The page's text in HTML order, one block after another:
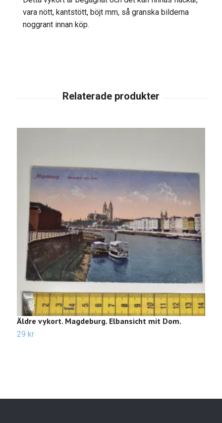
vara nött, kantstött, böjt mm, så granska bilderna
noggrant innan köp.
Äldre vykort. Magdeburg. Elbansicht mit Dom.
29 kr